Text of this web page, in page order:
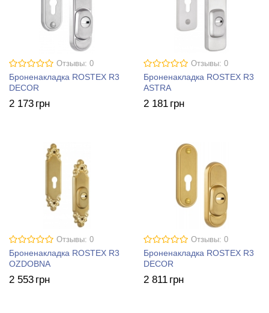
Отзывы: 0
Броненакладка ROSTEX R3
DECOR
2 173 грн
Отзывы: 0
Броненакладка ROSTEX R3
ASTRA
2 181 грн
Отзывы: 0
Броненакладка ROSTEX R3
OZDOBNA
2 553 грн
Отзывы: 0
Броненакладка ROSTEX R3
DECOR
2 811 грн